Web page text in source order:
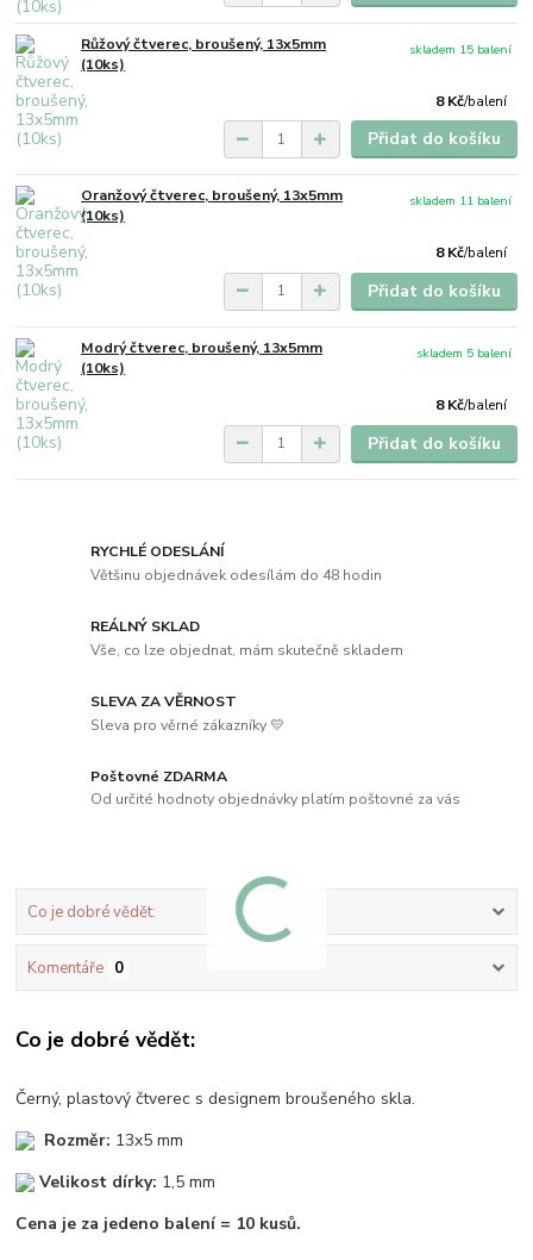
Růžový čtverec, broušený, 13x5mm
(10ks)
8 Kč/balení
skladem 15 balení
Přidat do košíku
Oranžový čtverec, broušený, 13x5mm
(10ks)
8 Kč/balení
skladem 11 balení
Přidat do košíku
Modrý čtverec, broušený, 13x5mm
(10ks)
8 Kč/balení
skladem 5 balení
Přidat do košíku
RYCHLÉ ODESLÁNÍ
Většinu objednávek odesílám do 48 hodin
REÁLNÝ SKLAD
Vše, co lze objednat, mám skutečně skladem
SLEVA ZA VĚRNOST
Sleva pro věrné zákazníky 💛
Poštovné ZDARMA
Od určité hodnoty objednávky platím poštovné za vás
Co je dobré vědět:
Komentáře 0
Co je dobré vědět:
Černý, plastový čtverec s designem broušeného skla.
Rozměr: 13x5 mm
Velikost dírky: 1,5 mm
Cena je za jedeno balení = 10 kusů.